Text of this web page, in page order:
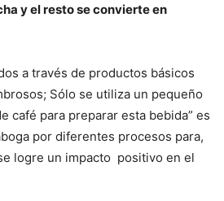
y el resto se convierte en
a través de productos básicos
Sólo se utiliza un pequeño
café para preparar esta bebida” es
por diferentes procesos para,
logre un impacto positivo en el